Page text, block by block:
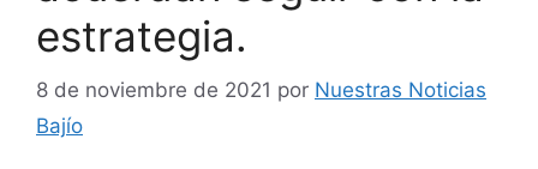
estrategia.
8 de noviembre de 2021 por Nuestras Noticias
Bajío